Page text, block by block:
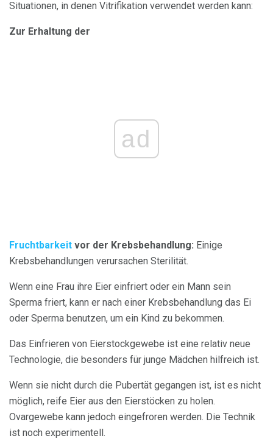
Situationen, in denen Vitrifikation verwendet werden kann:
Zur Erhaltung der
ad
Fruchtbarkeit vor der Krebsbehandlung: Einige
Krebsbehandlungen verursachen Sterilität.
Wenn eine Frau ihre Eier einfriert oder ein Mann sein
Sperma friert, kann er nach einer Krebsbehandlung das Ei
oder Sperma benutzen, um ein Kind zu bekommen.
Das Einfrieren von Eierstockgewebe ist eine relativ neue
Technologie, die besonders für junge Mädchen hilfreich ist.
Wenn sie nicht durch die Pubertät gegangen ist, ist es nicht
möglich, reife Eier aus den Eierstöcken zu holen.
Ovargewebe kann jedoch eingefroren werden. Die Technik
ist noch experimentell.